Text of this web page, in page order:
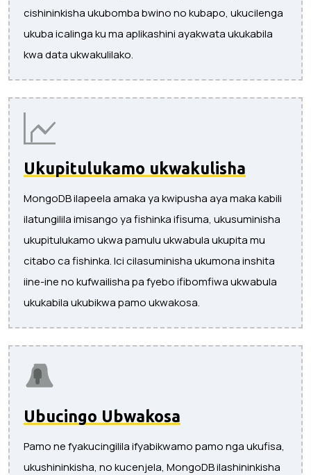
cishininkisha ukubomba bwino no kubapo, ukucilenga
ukuba icalinga ku ma aplikashini ayakwata ukukabila
kwa data ukwakulilako.
Ukupitulukamo ukwakulisha
MongoDB ilapeela amaka ya kwipusha aya maka kabili
ilatungilila imisango ya fishinka ifisuma, ukusuminisha
ukupitulukamo ukwa pamulu ukwabula ukupita mu
citabo ca fishinka. Ici cilasuminisha ukumona inshita
iine-ine no kufwailisha pa fyebo ifibomfiwa ukwabula
ukukabila ukubikwa pamo ukwakosa.
Ubucingo Ubwakosa
Pamo ne fyakucingilila ifyabikwamo pamo nga ukufisa,
ukushininkisha, no kucenjela, MongoDB ilashininkisha